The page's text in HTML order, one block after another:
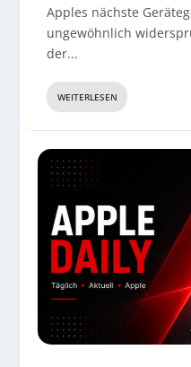
Apples nächste
ungewöhnlich
der...
WEITERLESEN